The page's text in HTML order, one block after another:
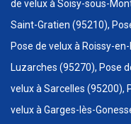
de velux à Soisy-sous-
Saint-Gratien (95210),
Pose de velux à Roissy-
Luzarches (95270), Pose
velux à Sarcelles (95200),
velux à Garges-lès-